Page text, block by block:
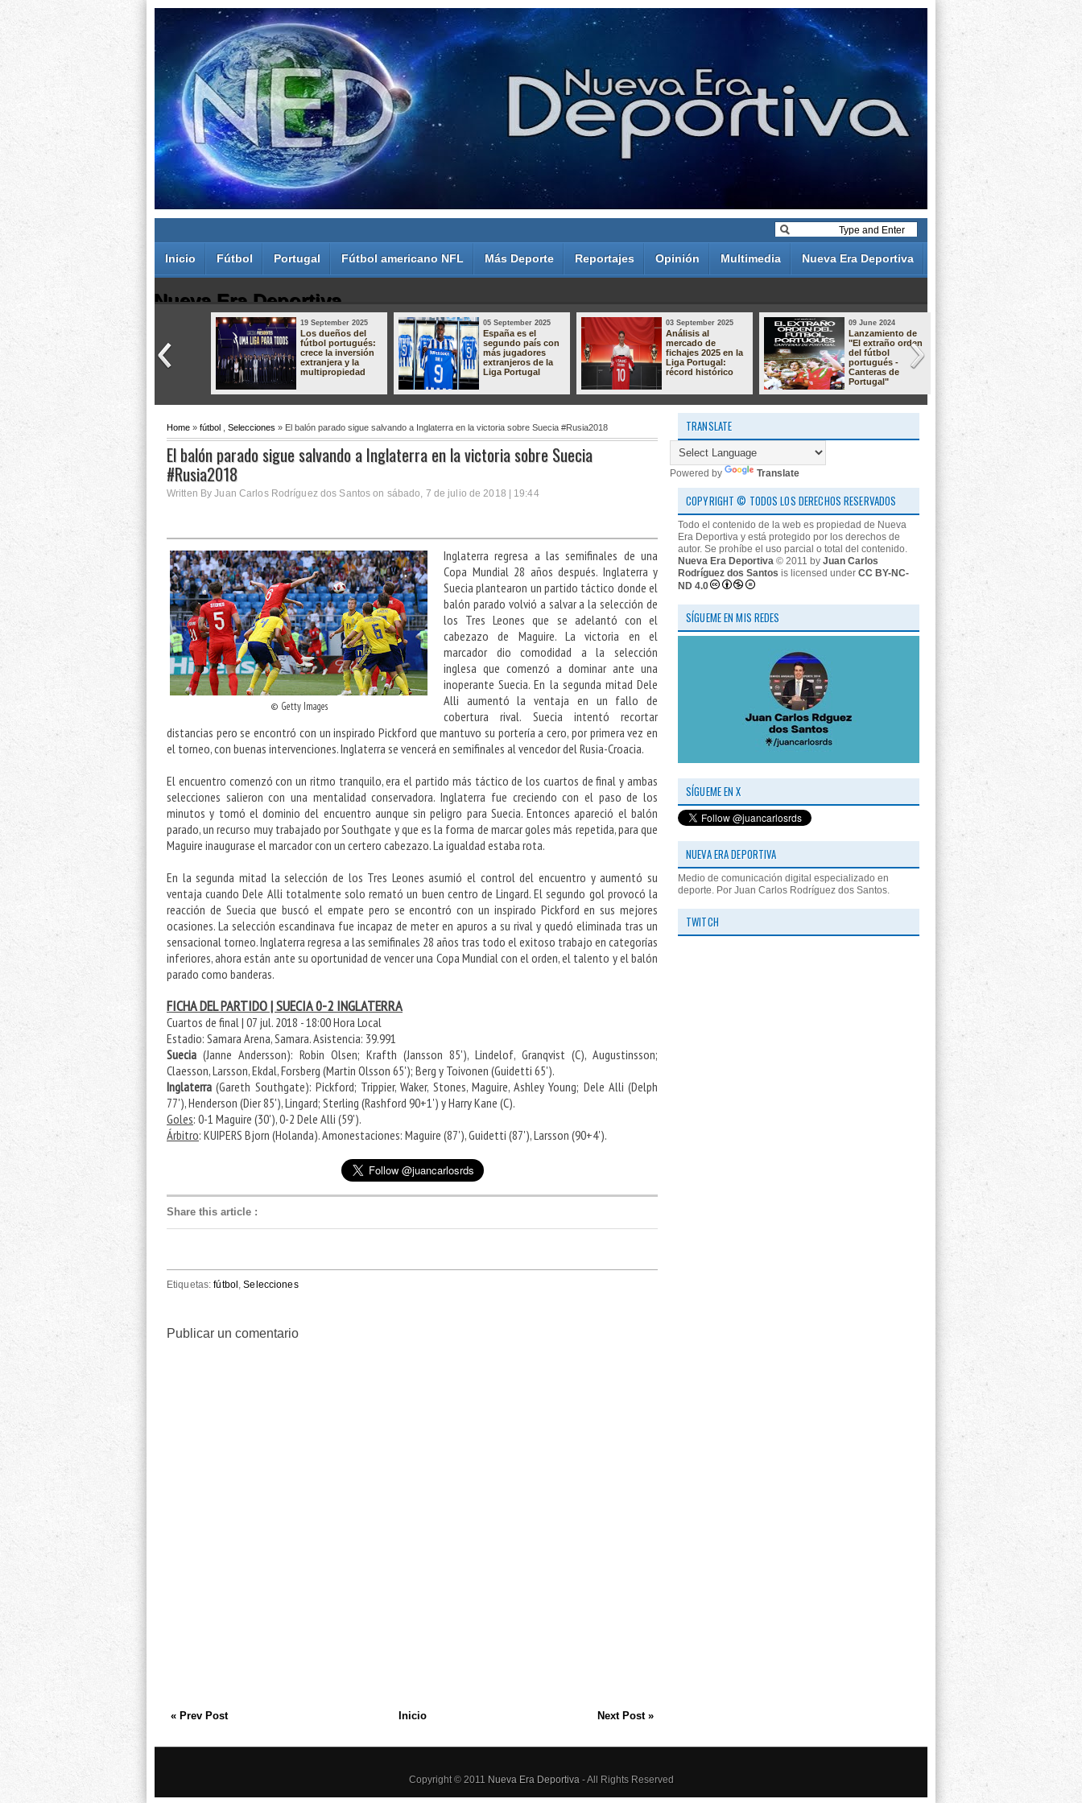
Inicio Fútbol Portugal Fútbol americano NFL Más Deporte Reportajes Opinión Multimedia Nueva Era Deportiva
Nueva Era Deportiva
Juan Carlos Rodríguez dos Santos
19 September 2025
Los dueños del
fútbol portugués:
crece la inversión
extranjera y la
multipropiedad
05 September 2025
España es el
segundo país con
más jugadores
extranjeros de la
Liga Portugal
03 September 2025
Análisis al
mercado de
fichajes 2025 en la
Liga Portugal:
récord histórico
09 June 2024
Lanzamiento de
"El extraño orden
del fútbol
portugués -
Canteras de
Portugal"
19 May 2024
Análisis de
Liga
23/24:
Home » fútbol Selecciones » El balón parado sigue salvando a Inglaterra en la victoria sobre Suecia #Rusia2018
El balón parado sigue salvando a Inglaterra en la victoria sobre Suecia
#Rusia2018
Written By Juan Carlos Rodríguez dos Santos on sábado, 7 de julio de 2018 | 19:44
© Getty Images
Inglaterra regresa a las semifinales de una
Copa Mundial 28 años después. Inglaterra y
Suecia plantearon un partido táctico donde el
balón parado volvió a salvar a la selección de
los Tres Leones que se adelantó con el
cabezazo de Maguire. La victoria en el
marcador dio comodidad a la selección
inglesa que comenzó a dominar ante una
inoperante Suecia. En la segunda mitad Dele
Alli aumentó la ventaja en un fallo de
cobertura rival. Suecia intentó recortar
distancias pero se encontró con un inspirado Pickford que mantuvo su portería a cero, por primera vez en
el torneo, con buenas intervenciones. Inglaterra se vencerá en semifinales al vencedor del Rusia-Croacia.
El encuentro comenzó con un ritmo tranquilo, era el partido más táctico de los cuartos de final y ambas
selecciones salieron con una mentalidad conservadora. Inglaterra fue creciendo con el paso de los
minutos y tomó el dominio del encuentro aunque sin peligro para Suecia. Entonces apareció el balón
parado, un recurso muy trabajado por Southgate y que es la forma de marcar goles más repetida, para que
Maguire inaugurase el marcador con un certero cabezazo. La igualdad estaba rota.
En la segunda mitad la selección de los Tres Leones asumió el control del encuentro y aumentó su
ventaja cuando Dele Alli totalmente solo remató un buen centro de Lingard. El segundo gol provocó la
reacción de Suecia que buscó el empate pero se encontró con un inspirado Pickford en sus mejores
ocasiones. La selección escandinava fue incapaz de meter en apuros a su rival y quedó eliminada tras un
sensacional torneo. Inglaterra regresa a las semifinales 28 años tras todo el exitoso trabajo en categorías
inferiores, ahora están ante su oportunidad de vencer una Copa Mundial con el orden, el talento y el balón
parado como banderas.
FICHA DEL PARTIDO | SUECIA 0-2 INGLATERRA
Cuartos de final | 07 jul. 2018 - 18:00 Hora Local
Estadio: Samara Arena, Samara. Asistencia: 39.991
Suecia (Janne Andersson): Robin Olsen; Krafth (Jansson 85'), Lindelof, Granqvist (C), Augustinsson;
Claesson, Larsson, Ekdal, Forsberg (Martin Olsson 65'); Berg y Toivonen (Guidetti 65').
Inglaterra(Gareth Southgate): Pickford; Trippier, Waker, Stones, Maguire, Ashley Young; Dele Alli (Delph
77'), Henderson (Dier 85'), Lingard; Sterling (Rashford 90+1') y Harry Kane (C).
Goles: 0-1 Maguire (30'), 0-2 Dele Alli (59').
Árbitro: KUIPERS Bjorn (Holanda). Amonestaciones: Maguire (87'), Guidetti (87'), Larsson (90+4').
Share this article :
Etiquetas:fútbol ,Selecciones
Publicar un comentario
« Prev Post Next Post »
Inicio
TRANSLATE
Powered by Translate
COPYRIGHT © TODOS LOS DERECHOS RESERVADOS
Todo el contenido de la web es propiedad de Nueva
Era Deportiva y está protegido por los derechos de
autor. Se prohíbe el uso parcial o total del contenido.
Nueva Era Deportiva © 2011 by Juan Carlos
Rodríguez dos Santos is licensed under CC BY-NC-
ND 4.0
SÍGUEME EN MIS REDES
SÍGUEME EN X
NUEVA ERA DEPORTIVA
Medio de comunicación digital especializado en
deporte. Por Juan Carlos Rodríguez dos Santos.
TWITCH
Copyright © 2011 Nueva Era Deportiva- All Rights Reserved